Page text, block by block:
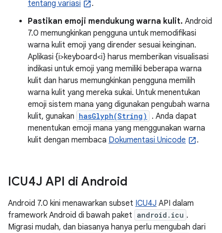
tentang variasi
.
Pastikan emoji mendukung warna kulit. Android
7.0 memungkinkan pengguna untuk memodifikasi
warna kulit emoji yang dirender sesuai keinginan.
Aplikasi {i>keyboard<i} harus memberikan visualisasi
indikasi untuk emoji yang memiliki beberapa warna
kulit dan harus memungkinkan pengguna memilih
warna kulit yang mereka sukai. Untuk menentukan
emoji sistem mana yang digunakan pengubah warna
kulit, gunakan hasGlyph(String)
. Anda dapat
menentukan emoji mana yang menggunakan warna
kulit dengan membaca Dokumentasi Unicode .
ICU4J API di Android
Android 7.0 kini menawarkan subset ICU4J API dalam
framework Android di bawah paket android.icu .
Migrasi mudah, dan biasanya hanya perlu mengubah dari